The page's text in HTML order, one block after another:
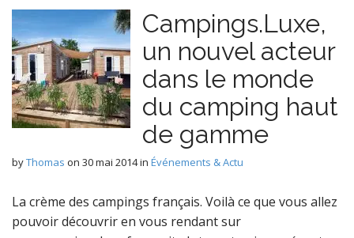
Campings.Luxe,
un nouvel acteur
dans le monde
du camping haut
de gamme
byThomas on 30 mai 2014in Événements & Actu
La crème des campings français. Voilà ce que vous allez
pouvoir découvrir en vous rendant sur